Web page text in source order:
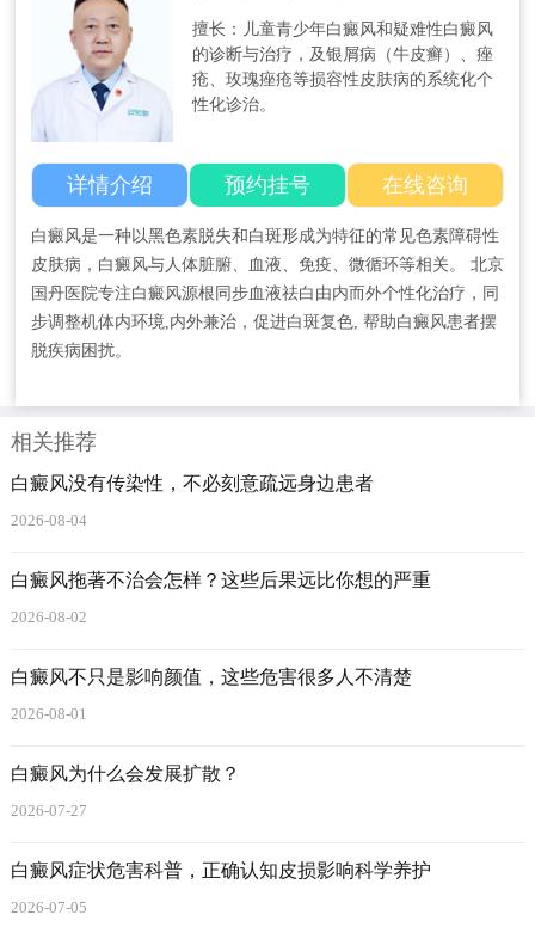
擅长：儿童青少年白癜风和疑难性白癜风
的诊断与治疗，及银屑病（牛皮癣）、痤
疮、玫瑰痤疮等损容性皮肤病的系统化个
性化诊治。
详情介绍 预约挂号 在线咨询
白癜风是一种以黑色素脱失和白斑形成为特征的常见色素障碍性
皮肤病，白癜风与人体脏腑、血液、免疫、微循环等相关。 北京
国丹医院专注白癜风源根同步血液祛白由内而外个性化治疗，同
步调整机体内环境,内外兼治，促进白斑复色, 帮助白癜风患者摆
脱疾病困扰。
相关推荐
白癜风没有传染性，不必刻意疏远身边患者
2026-08-04
白癜风拖著不治会怎样？这些后果远比你想的严重
2026-08-02
白癜风不只是影响颜值，这些危害很多人不清楚
2026-08-01
白癜风为什么会发展扩散？
2026-07-27
白癜风症状危害科普，正确认知皮损影响科学养护
2026-07-05